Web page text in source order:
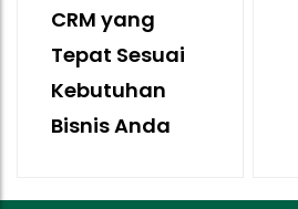
CRM yang
Tepat Sesuai
Kebutuhan
Bisnis Anda